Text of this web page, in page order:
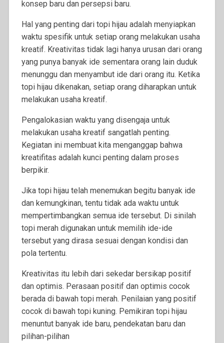
konsep baru dan persepsi baru.
Hal yang penting dari topi hijau adalah menyiapkan
waktu spesifik untuk setiap orang melakukan usaha
kreatif. Kreativitas tidak lagi hanya urusan dari orang
yang punya banyak ide sementara orang lain duduk
menunggu dan menyambut ide dari orang itu. Ketika
topi hijau dikenakan, setiap orang diharapkan untuk
melakukan usaha kreatif.
Pengalokasian waktu yang disengaja untuk
melakukan usaha kreatif sangatlah penting.
Kegiatan ini membuat kita menganggap bahwa
kreatifitas adalah kunci penting dalam proses
berpikir.
Jika topi hijau telah menemukan begitu banyak ide
dan kemungkinan, tentu tidak ada waktu untuk
mempertimbangkan semua ide tersebut. Di sinilah
topi merah digunakan untuk memilih ide-ide
tersebut yang dirasa sesuai dengan kondisi dan
pola tertentu.
Kreativitas itu lebih dari sekedar bersikap positif
dan optimis. Perasaan positif dan optimis cocok
berada di bawah topi merah. Penilaian yang positif
cocok di bawah topi kuning. Pemikiran topi hijau
menuntut banyak ide baru, pendekatan baru dan
pilihan-pilihan